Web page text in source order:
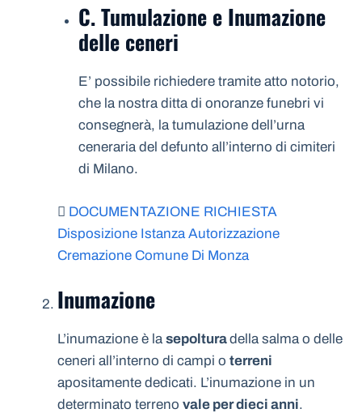
C. Tumulazione e Inumazione
delle ceneri
E’ possibile richiedere tramite atto notorio,
che la nostra ditta di onoranze funebri vi
consegnerà, la tumulazione dell’urna
ceneraria del defunto all’interno di cimiteri
di Milano.
DOCUMENTAZIONE RICHIESTA
Disposizione Istanza Autorizzazione
Cremazione Comune Di Monza
Inumazione
L’inumazione è lasepolturadella salma o delle
ceneri all’interno di campi o terreni
apositamente dedicati. L’inumazione in un
determinato terreno vale per dieci anni.